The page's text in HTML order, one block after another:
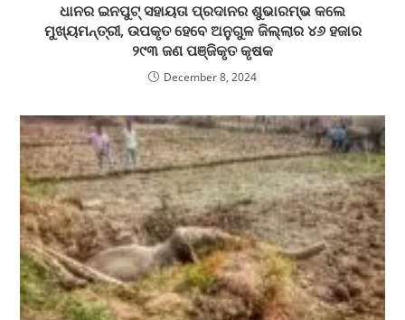
ଧାନର ଇନପୁଟ୍ ସହାୟତା ପ୍ରଦାନର ଶୁଭାରମ୍ଭ କଲେ
ମୁଖ୍ୟମନ୍ତ୍ରୀ, ଉପକୃତ ହେବେ ଅନୁଗୁଳ ଜିଲ୍ଲାର ୪୬ ହଜାର
୨୯୩ ଜଣ ପଞ୍ଜିକୃତ କୃଷକ
December 8, 2024